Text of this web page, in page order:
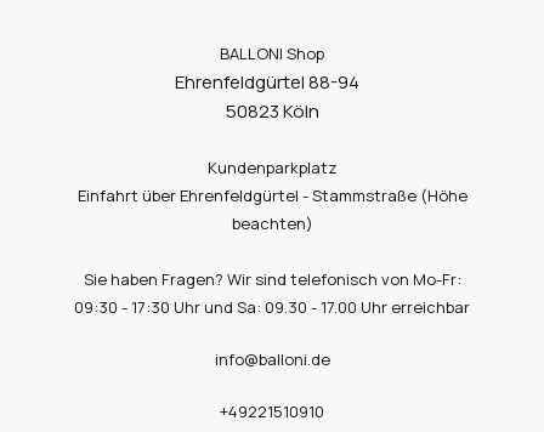
BALLONI Shop
Ehrenfeldgürtel 88-94
50823 Köln
Kundenparkplatz
Einfahrt über Ehrenfeldgürtel - Stammstraße (Höhe
beachten)
Sie haben Fragen? Wir sind telefonisch von Mo-Fr:
09:30 - 17:30 Uhr und Sa: 09.30 - 17.00 Uhr erreichbar
info@balloni.de
+49221510910